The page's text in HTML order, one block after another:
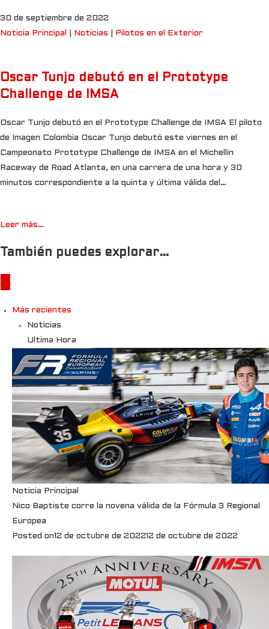
30 de septiembre de 2022
Noticia Principal
Noticias Pilotos en el Exterior
Oscar Tunjo debutó en el Prototype
Challenge de IMSA
Oscar Tunjo debutó en el Prototype Challenge de IMSA El piloto
de Imagen Colombia Oscar Tunjo debutó este viernes en el
Campeonato Prototype Challenge de IMSA en el Michellin
Raceway de Road Atlanta, en una carrera de una hora y 30
minutos correspondiente a la quinta y última válida del…
Leer más…
También puedes explorar…
Más recientes
Noticias
Ultima Hora
Noticia Principal
Nico Baptiste corre la novena válida de la Fórmula 3 Regional
Europea
Posted on12 de octubre de 202212 de octubre de 2022